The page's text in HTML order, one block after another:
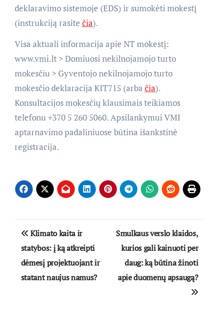
deklaravimo sistemoje (EDS) ir sumokėti mokestį
(instrukciją rasite čia).
Visa aktuali informacija apie NT mokestį:
www.vmi.lt > Domiuosi nekilnojamojo turto
mokesčiu > Gyventojo nekilnojamojo turto
mokesčio deklaracija KIT715 (arba čia).
Konsultacijos mokesčių klausimais teikiamos
telefonu +370 5 260 5060. Apsilankymui VMI
aptarnavimo padaliniuose būtina išankstinė
registracija.
Navigacija
tarp
įrašų
Klimato kaita ir
statybos: į ką atkreipti
dėmesį projektuojant ir
statant naujus namus?
Smulkaus verslo klaidos,
kurios gali kainuoti per
daug: ką būtina žinoti
apie duomenų apsaugą?